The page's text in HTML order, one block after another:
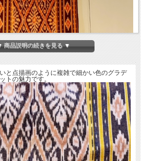
商品説明の続きを見る ▼
と点描画のように複雑で細かい色のグラデ
トの魅力です。